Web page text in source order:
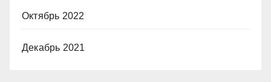
Октябрь 2022
Декабрь 2021